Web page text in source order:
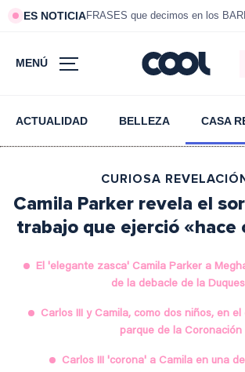
ES NOTICIAFRASES que decimos en los
MENÚ
ACTUALIDAD BELLEZA CASA
CURIOSA
Camila Parker revela el
trabajo que ejerció «hace
El 'elegante zasca' Camila Parker a
de la debacle de la
Carlos III y Camila, como dos niños, en
parque de la Coronación
Carlos III 'corona' a Camila en una